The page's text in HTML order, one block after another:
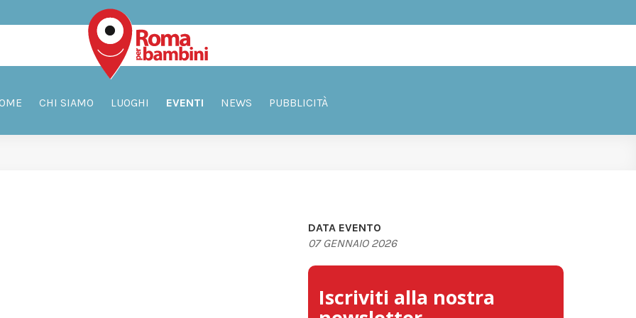
CHI SIAMO LUOGHI EVENTI NEWS PUBBLICITÀ
DATA EVENTO
07 GENNAIO 2026
Iscriviti alla nostra